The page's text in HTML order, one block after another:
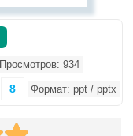
Просмотров: 934
8 Формат: ppt / pptx